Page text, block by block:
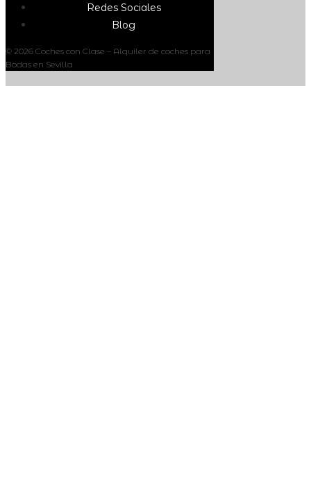
Redes Sociales
Blog
© 2026 Coches con Clase – Alquiler de coches para
Bodas en Sevilla